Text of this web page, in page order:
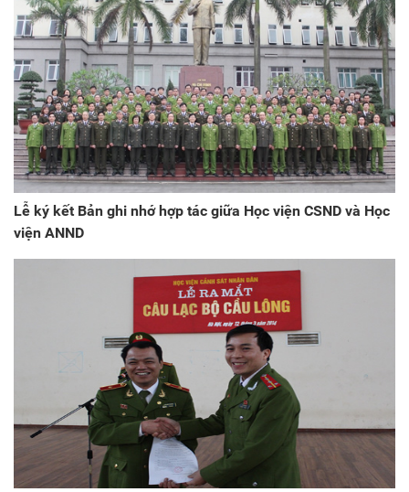
Lễ ký kết Bản ghi nhớ hợp tác giữa Học viện CSND và Học
viện ANND